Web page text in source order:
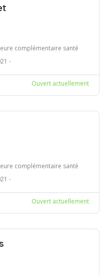
complémentaire santé
-
Ouvert actuellement
complémentaire santé
-
Ouvert actuellement